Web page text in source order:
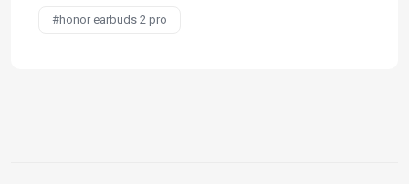
honor earbuds 2 pro